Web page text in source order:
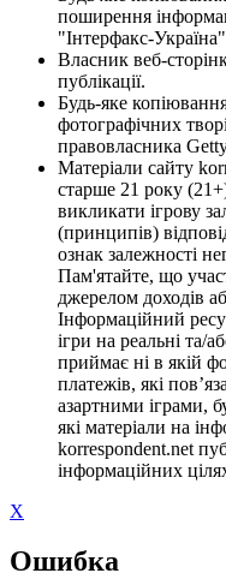
поширення
"Інтерфакс-
Власник веб-
публікації.
Будь-яке
фотографічних
правовласника
Матеріали сайту
старше 21 року
викликати ігрову
(принципів)
ознак залежності
Пам'ятайте, що
джерелом доходів
Інформаційний
ігри на реальні та/
приймає ні в якій
платежів, які
азартними іграми,
які матеріали на
korrespondent.net
інформаційних
X
Ошибка